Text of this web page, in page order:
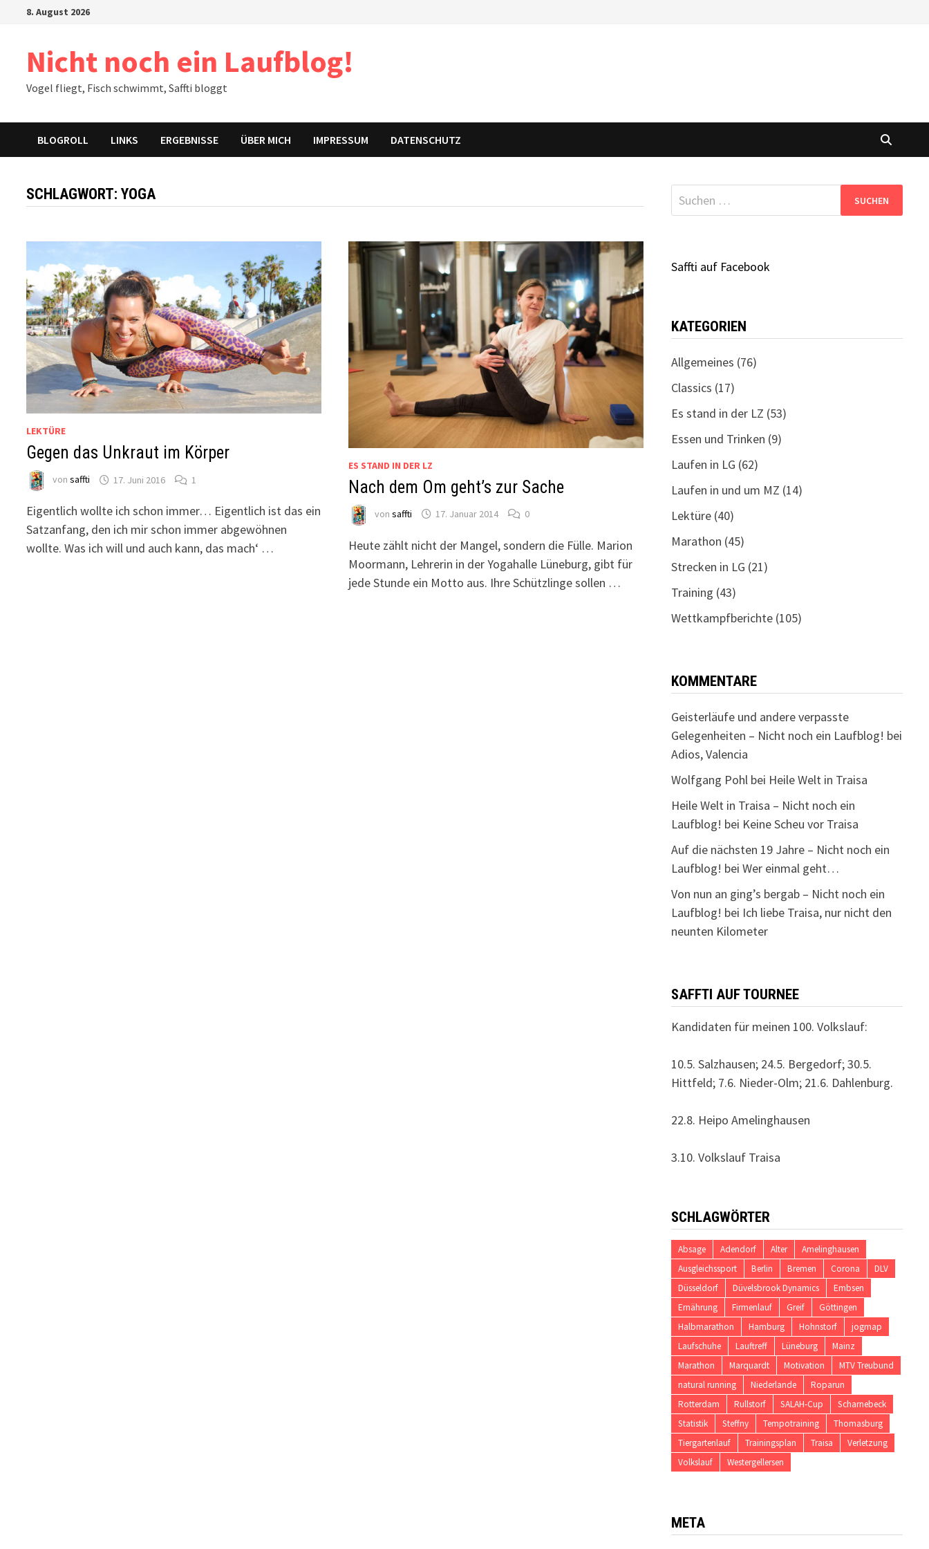
8. August 2026
Nicht noch ein Laufblog!
Vogel fliegt, Fisch schwimmt, Saffti bloggt
BLOGROLL LINKS ERGEBNISSE ÜBER MICH IMPRESSUM DATENSCHUTZ
SCHLAGWORT:YOGA
LEKTÜRE
Gegen das Unkraut im Körper
vonsaffti 17. Juni 2016 1
Eigentlich wollte ich schon immer… Eigentlich ist das ein
Satzanfang, den ich mir schon immer abgewöhnen
wollte. Was ich will und auch kann, das mach‘ …
ES STAND IN DER LZ
Nach dem Om geht’s zur Sache
von saffti 17. Januar 2014 0
Heute zählt nicht der Mangel, sondern die Fülle. Marion
Moormann, Lehrerin in der Yogahalle Lüneburg, gibt für
jede Stunde ein Motto aus. Ihre Schützlinge sollen …
Suchen
nach:
Saffti auf Facebook
KATEGORIEN
Allgemeines (76)
Classics (17)
Es stand in der LZ (53)
Essen und Trinken (9)
Laufen in LG (62)
Laufen in und um MZ (14)
Lektüre(40)
Marathon (45)
Strecken in LG (21)
Training (43)
Wettkampfberichte(105)
KOMMENTARE
Geisterläufe und andere verpasste
Gelegenheiten – Nicht noch ein Laufblog! bei
Adios, Valencia
Wolfgang Pohlbei Heile Welt in Traisa
Heile Welt in Traisa – Nicht noch ein
Laufblog! bei Keine Scheu vor Traisa
Auf die nächsten 19 Jahre – Nicht noch ein
Laufblog! bei Wer einmal geht…
Von nun an ging’s bergab – Nicht noch ein
Laufblog! bei Ich liebe Traisa, nur nicht den
neunten Kilometer
SAFFTI AUF TOURNEE
Kandidaten für meinen 100. Volkslauf:
10.5. Salzhausen; 24.5. Bergedorf; 30.5.
Hittfeld; 7.6. Nieder-Olm; 21.6. Dahlenburg.
22.8. Heipo Amelinghausen
3.10. Volkslauf Traisa
SCHLAGWÖRTER
Absage Adendorf Alter
Amelinghausen
Ausgleichssport
Berlin Bremen Corona
DLV
Düsseldorf
Düvelsbrook Dynamics
Embsen
Ernährung
Firmenlauf Greif
Göttingen
Halbmarathon
Hamburg Hohnstorf
jogmap
Laufschuhe
Lauftreff Lüneburg
Mainz
Marathon
Marquardt Motivation
MTV Treubund
natural running
Niederlande
Roparun
Rotterdam
Rullstorf SALAH-Cup
Scharnebeck
Statistik
Steffny Tempotraining
Thomasburg
Tiergartenlauf
Trainingsplan Traisa
Verletzung
Volkslauf
Westergellersen
META